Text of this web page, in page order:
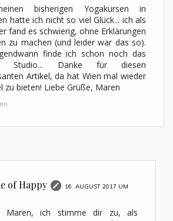
bisherigen Yogakursen in
hatte ich nicht so viel Glück... ich als
fand es schwierig, ohne Erklärungen
zu machen (und leider war das so).
finde ich schon noch das
Studio... Danke für diesen
Artikel, da hat Wien mal wieder
zu bieten! Liebe Grüße, Maren
of Happy
16. AUGUST 2017 UM
Maren, ich stimme dir zu, als